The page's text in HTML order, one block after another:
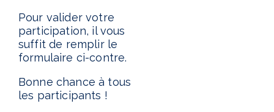
Pour valider votre
participation, il vous
suffit de remplir le
formulaire ci-contre.
Bonne chance à tous
les participants !